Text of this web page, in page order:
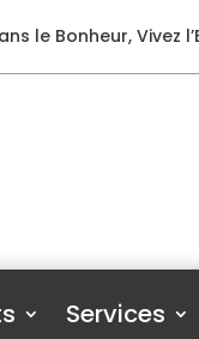
le Bonheur, Vivez
Services